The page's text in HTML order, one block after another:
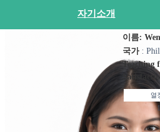
자기소개
이름:
국가 :
Teaching
열